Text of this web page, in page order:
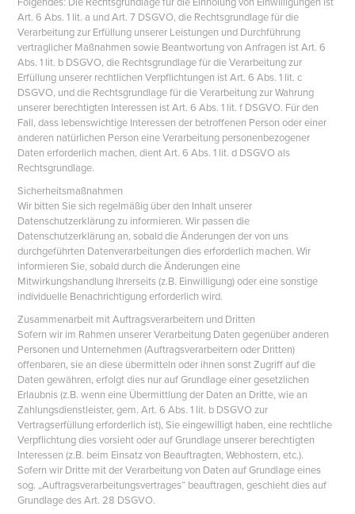
Art. 6 Abs. 1 lit. a und Art. 7 DSGVO, die Rechtsgrundlage für die
Verarbeitung zur Erfüllung unserer Leistungen und Durchführung
vertraglicher Maßnahmen sowie Beantwortung von Anfragen ist Art. 6
Abs. 1 lit. b DSGVO, die Rechtsgrundlage für die Verarbeitung zur
Erfüllung unserer rechtlichen Verpflichtungen ist Art. 6 Abs. 1 lit. c
DSGVO, und die Rechtsgrundlage für die Verarbeitung zur Wahrung
unserer berechtigten Interessen ist Art. 6 Abs. 1 lit. f DSGVO. Für den
Fall, dass lebenswichtige Interessen der betroffenen Person oder einer
anderen natürlichen Person eine Verarbeitung personenbezogener
Daten erforderlich machen, dient Art. 6 Abs. 1 lit. d DSGVO als
Rechtsgrundlage.
Sicherheitsmaßnahmen
Wir bitten Sie sich regelmäßig über den Inhalt unserer
Datenschutzerklärung zu informieren. Wir passen die
Datenschutzerklärung an, sobald die Änderungen der von uns
durchgeführten Datenverarbeitungen dies erforderlich machen. Wir
informieren Sie, sobald durch die Änderungen eine
Mitwirkungshandlung Ihrerseits (z.B. Einwilligung) oder eine sonstige
individuelle Benachrichtigung erforderlich wird.
Zusammenarbeit mit Auftragsverarbeitern und Dritten
Sofern wir im Rahmen unserer Verarbeitung Daten gegenüber anderen
Personen und Unternehmen (Auftragsverarbeitern oder Dritten)
offenbaren, sie an diese übermitteln oder ihnen sonst Zugriff auf die
Daten gewähren, erfolgt dies nur auf Grundlage einer gesetzlichen
Erlaubnis (z.B. wenn eine Übermittlung der Daten an Dritte, wie an
Zahlungsdienstleister, gem. Art. 6 Abs. 1 lit. b DSGVO zur
Vertragserfüllung erforderlich ist), Sie eingewilligt haben, eine rechtliche
Verpflichtung dies vorsieht oder auf Grundlage unserer berechtigten
Interessen (z.B. beim Einsatz von Beauftragten, Webhostern, etc.).
Sofern wir Dritte mit der Verarbeitung von Daten auf Grundlage eines
sog. „Auftragsverarbeitungsvertrages“ beauftragen, geschieht dies auf
Grundlage des Art. 28 DSGVO.